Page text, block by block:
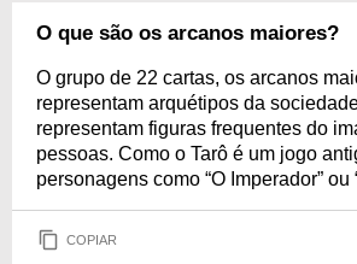
O que são os arcanos maiores?
O grupo de 22 cartas, os arcanos
representam arquétipos da
representam figuras frequentes do
pessoas. Como o Tarô é um jogo
personagens como “O Imperador” ou
COPIAR